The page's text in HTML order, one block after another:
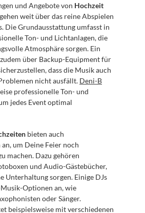
und Angebote von Hochzeit
weit über das reine Abspielen
Die Grundausstattung umfasst in
Ton- und Lichtanlagen, die
Atmosphäre sorgen. Ein
über Backup-Equipment für
dass die Musik auch
nicht ausfällt. Deni-B
professionelle Ton- und
jedes Event optimal
bieten auch
um Deine Feier noch
machen. Dazu gehören
und Audio-Gästebücher,
Unterhaltung sorgen. Einige DJs
Optionen an, wie
beispielsweise mit verschiedenen